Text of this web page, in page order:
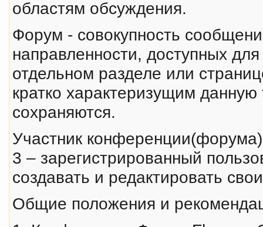
областям обсуждения.
Форум - совокупность
направленности, доступных
отдельном разделе или
кратко характеризущим
сохраняются.
Участник
3 – зарегистрированный
создавать и редактировать
Общие положения и